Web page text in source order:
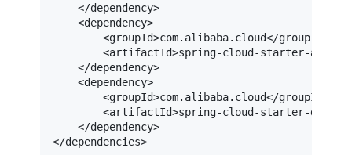
</dependency>
<dependency>
<groupId>com.alibaba.cloud</groupId
<artifactId>spring-cloud-starter-
</dependency>
<dependency>
<groupId>com.alibaba.cloud</groupId
<artifactId>spring-cloud-starter-dubbo
</dependency>
</dependencies>